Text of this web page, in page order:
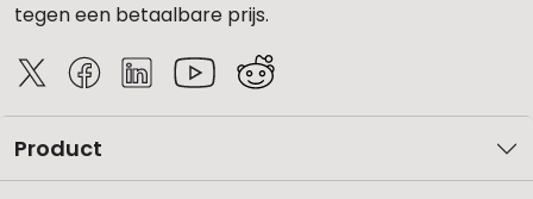
tegen een betaalbare prijs.
Product